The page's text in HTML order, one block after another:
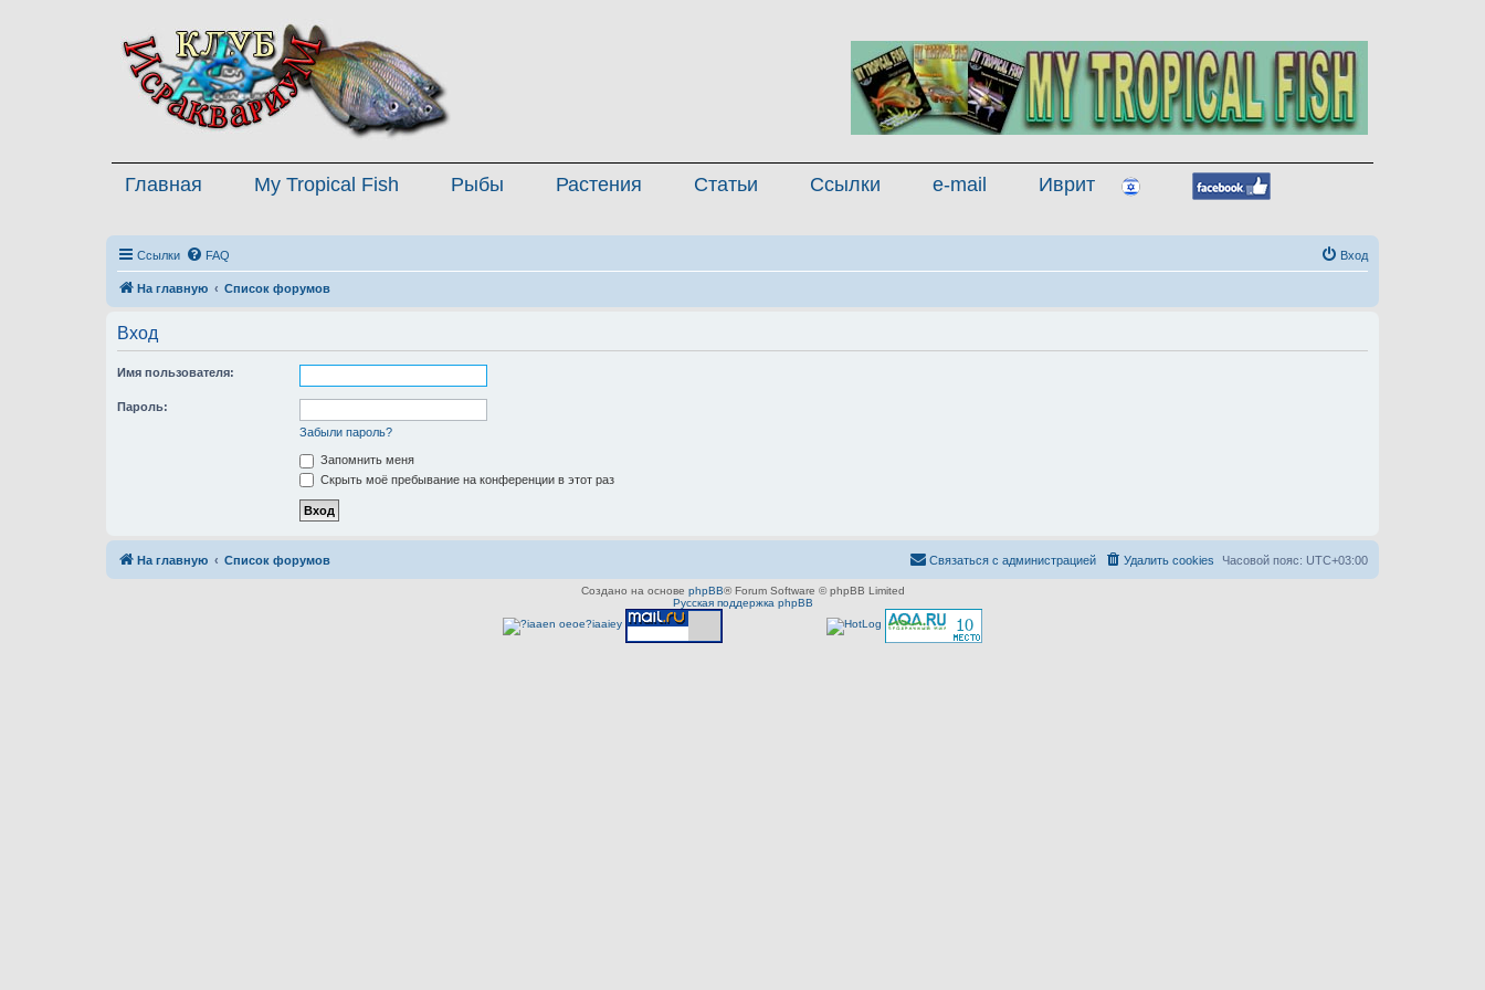
Главная My Tropical Fish Рыбы Растения Статьи Ссылки e-mail Иврит
Ссылки FAQ Вход
На главную Список форумов
Вход
Имя пользователя:
Пароль:
Забыли пароль?
Запомнить меня
Скрыть моё пребывание на конференции в этот раз
На главную Список форумов Часовой пояс: UTC+03:00
Удалить cookies
Связаться с администрацией
Создано на основе phpBB® Forum Software © phpBB Limited
Русская поддержка phpBB